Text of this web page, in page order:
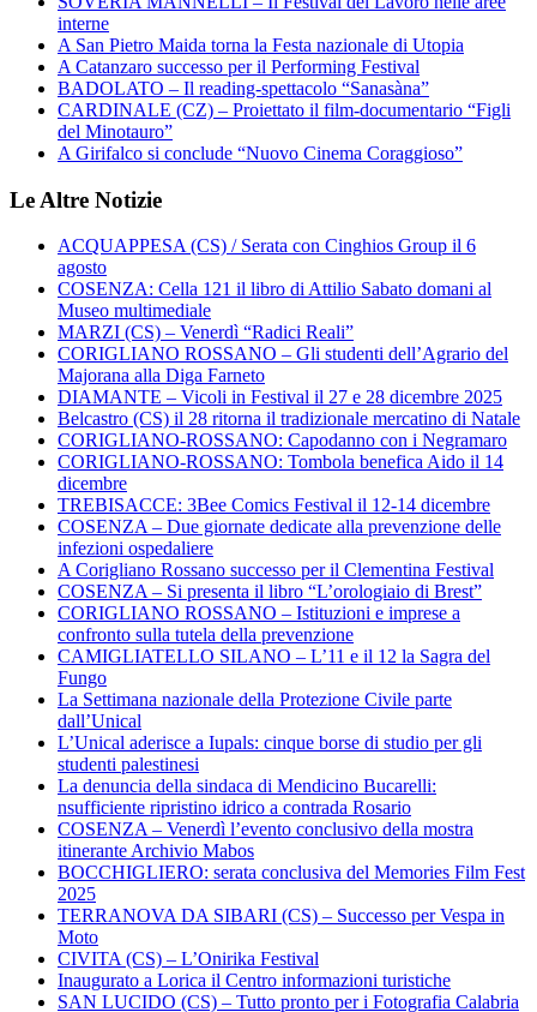
interne
A San Pietro Maida torna la Festa nazionale di Utopia
A Catanzaro successo per il Performing Festival
BADOLATO – Il reading-spettacolo “Sanasàna”
CARDINALE (CZ) – Proiettato il film-documentario “Figli
del Minotauro”
A Girifalco si conclude “Nuovo Cinema Coraggioso”
Le Altre Notizie
ACQUAPPESA (CS) / Serata con Cinghios Group il 6
agosto
COSENZA: Cella 121 il libro di Attilio Sabato domani al
Museo multimediale
MARZI (CS) – Venerdì “Radici Reali”
CORIGLIANO ROSSANO – Gli studenti dell’Agrario del
Majorana alla Diga Farneto
DIAMANTE – Vicoli in Festival il 27 e 28 dicembre 2025
Belcastro (CS) il 28 ritorna il tradizionale mercatino di Natale
CORIGLIANO-ROSSANO: Capodanno con i Negramaro
CORIGLIANO-ROSSANO: Tombola benefica Aido il 14
dicembre
TREBISACCE: 3Bee Comics Festival il 12-14 dicembre
COSENZA – Due giornate dedicate alla prevenzione delle
infezioni ospedaliere
A Corigliano Rossano successo per il Clementina Festival
COSENZA – Si presenta il libro “L’orologiaio di Brest”
CORIGLIANO ROSSANO – Istituzioni e imprese a
confronto sulla tutela della prevenzione
CAMIGLIATELLO SILANO – L’11 e il 12 la Sagra del
Fungo
La Settimana nazionale della Protezione Civile parte
dall’Unical
L’Unical aderisce a Iupals: cinque borse di studio per gli
studenti palestinesi
La denuncia della sindaca di Mendicino Bucarelli:
nsufficiente ripristino idrico a contrada Rosario
COSENZA – Venerdì l’evento conclusivo della mostra
itinerante Archivio Mabos
BOCCHIGLIERO: serata conclusiva del Memories Film Fest
2025
TERRANOVA DA SIBARI (CS) – Successo per Vespa in
Moto
CIVITA (CS) – L’Onirika Festival
Inaugurato a Lorica il Centro informazioni turistiche
SAN LUCIDO (CS) – Tutto pronto per i Fotografia Calabria